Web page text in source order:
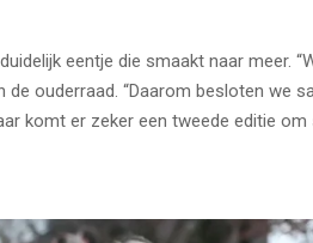
eentje die smaakt naar meer.
de ouderraad. “Daarom besloten
komt er zeker een tweede editie om